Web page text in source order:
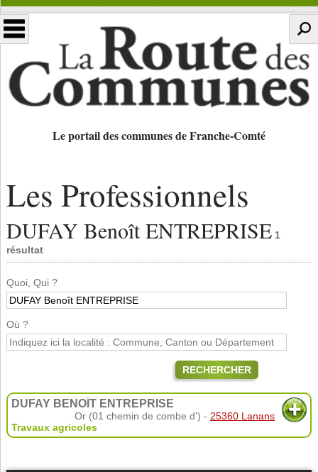
Le portail des communes de Franche-Comté
Les Professionnels
DUFAY Benoît ENTREPRISE 1
résultat
Quoi, Qui ?
Où ?
RECHERCHER
DUFAY BENOÎT ENTREPRISE
Or (01 chemin de combe d') - 25360 Lanans
Travaux agricoles